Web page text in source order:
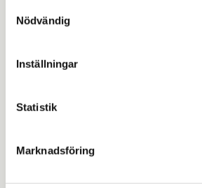
Nödvändig
Inställningar
Statistik
Marknadsföring
Bli den första att lämna ett omdöme.